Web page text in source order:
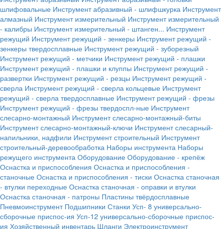
шлифовальные Инструмент абразивный - шлифшкурка Инструмент
алмазный Инструмент измерительный Инструмент измерительный
- калибры Инструмент измерительный - штанген... Инструмент
режущий Инструмент режущий - зенкеры Инструмент режущий -
зенкеры твердосплавные Инструмент режущий - зуборезный
Инструмент режущий - метчики Инструмент режущий - плашки
Инструмент режущий - плашки и клуппы Инструмент режущий -
развертки Инструмент режущий - резцы Инструмент режущий -
сверла Инструмент режущий - сверла кольцевые Инструмент
режущий - сверла твердосплавные Инструмент режущий - фрезы
Инструмент режущий - фрезы твердоспл-ные Инструмент
слесарно-монтажный Инструмент слесарно-монтажный-биты
Инструмент слесарно-монтажный-ключи Инструмент слесарный-
напильники, надфили Инструмент строительный Инструмент
строительный-деревообработка Наборы инструмента Наборы
режущего инструмента Оборудование Оборудование - крепёж
Оснастка и приспособления Оснастка и приспособления -
станочные Оснастка и приспособления - тиски Оснастка станочная
- втулки переходные Оснастка станочная - оправки и втулки
Оснастка станочная - патроны Пластины твёрдосплавные
Пневмоинструмент Подшипники Станки Усп- 8 универсально-
сборочные приспос-ия Усп-12 универсально-сборочные приспос-
ия Хозяйственный инвентарь Шланги Электроинструмент